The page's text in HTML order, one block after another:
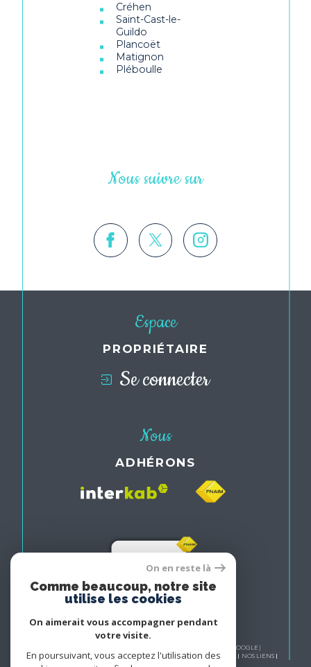
Créhen
Saint-Cast-le-
Guildo
Plancoët
Matignon
Pléboulle
Nous suivre sur
Espace
PROPRIÉTAIRE
Se connecter
Nous
ADHÉRONS
© 2026 | TOUS DROITS RÉSERVÉS | TRADUCTION POWERED BY GOOGLE |
NOS HONORAIRES
PLAN DU SITE MENTIONS LÉGALES ADMIN
NOS LIENS
POLITIQUE RGPD
On en reste là
Comme beaucoup, notre site
utilise les cookies
On aimerait vous accompagner pendant
votre visite.
En poursuivant, vous acceptez l'utilisation des